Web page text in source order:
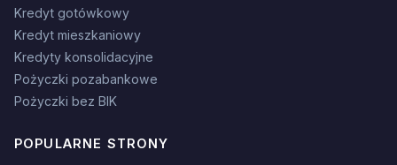
Kredyt gotówkowy
Kredyt mieszkaniowy
Kredyty konsolidacyjne
Pożyczki pozabankowe
Pożyczki bez BIK
POPULARNE STRONY